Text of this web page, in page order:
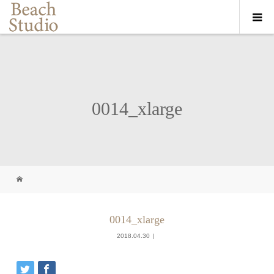
0014_xlarge
0014_xlarge
2018.04.30